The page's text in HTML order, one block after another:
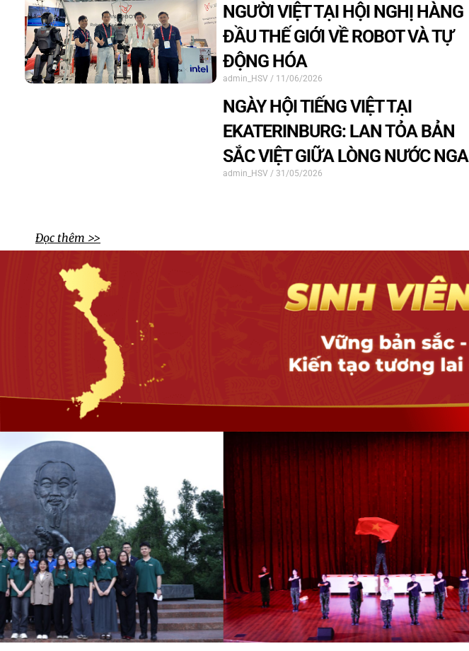
NGƯỜI VIỆT TẠI HỘI NGHỊ HÀNG
ĐẦU THẾ GIỚI VỀ ROBOT VÀ TỰ
ĐỘNG HÓA
admin_HSV 11/06/2026
NGÀY HỘI TIẾNG VIỆT TẠI
EKATERINBURG: LAN TỎA BẢN
SẮC VIỆT GIỮA LÒNG NƯỚC NGA
admin_HSV 31/05/2026
Đọc thêm >>